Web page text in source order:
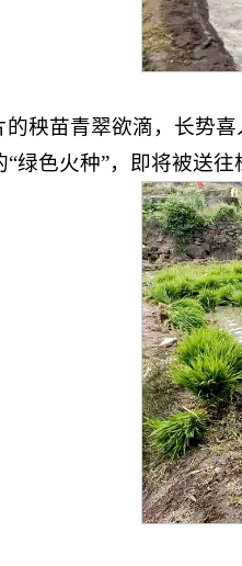
的秧苗青翠欲滴，长势
绿色火种”，即将被送往